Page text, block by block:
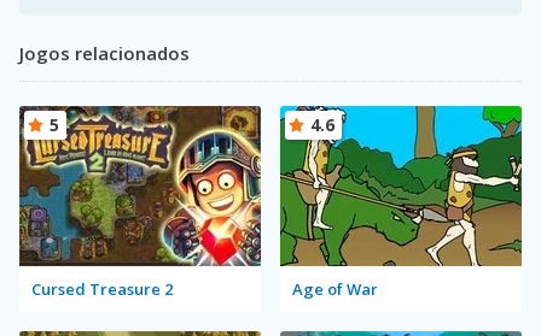
Jogos relacionados
Cursed Treasure 2
5
Age of War
4.6